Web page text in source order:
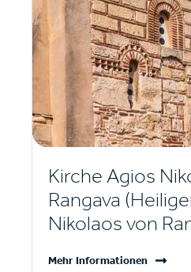
Kirche Agios
Rangava
Nikolaos von
Mehr Informationen